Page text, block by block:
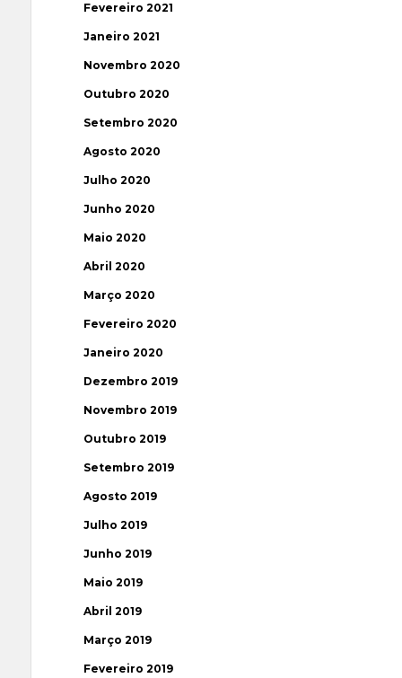
Fevereiro 2021
Janeiro 2021
Novembro 2020
Outubro 2020
Setembro 2020
Agosto 2020
Julho 2020
Junho 2020
Maio 2020
Abril 2020
Março 2020
Fevereiro 2020
Janeiro 2020
Dezembro 2019
Novembro 2019
Outubro 2019
Setembro 2019
Agosto 2019
Julho 2019
Junho 2019
Maio 2019
Abril 2019
Março 2019
Fevereiro 2019